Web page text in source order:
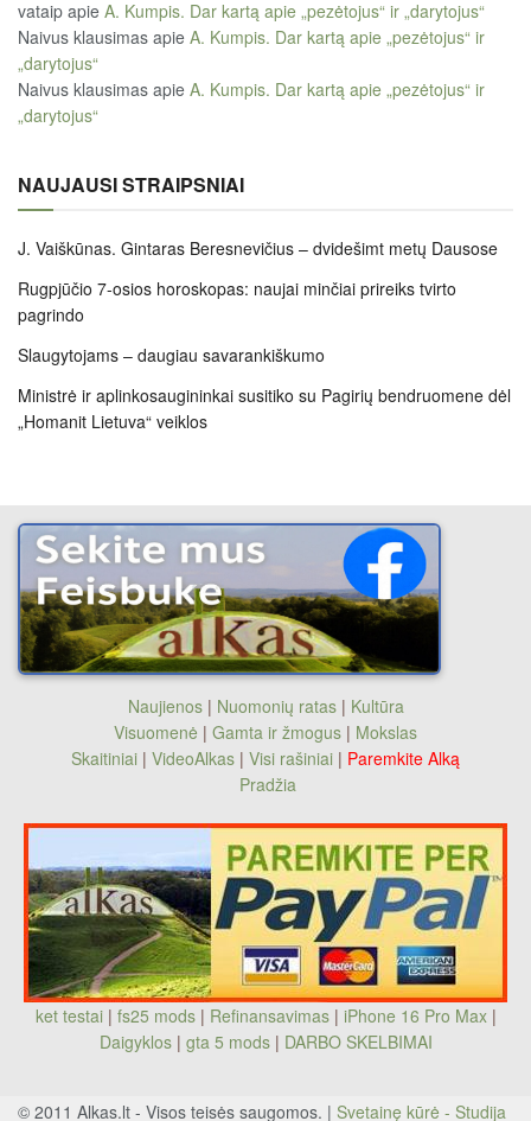
vataip apie A. Kumpis. Dar kartą apie „pezėtojus“ ir „darytojus“
Naivus klausimas apie A. Kumpis. Dar kartą apie „pezėtojus“ ir
„darytojus“
Naivus klausimas apie A. Kumpis. Dar kartą apie „pezėtojus“ ir
„darytojus“
NAUJAUSI STRAIPSNIAI
J. Vaiškūnas. Gintaras Beresnevičius – dvidešimt metų Dausose
Rugpjūčio 7-osios horoskopas: naujai minčiai prireiks tvirto
pagrindo
Slaugytojams – daugiau savarankiškumo
Ministrė ir aplinkosaugininkai susitiko su Pagirių bendruomene dėl
„Homanit Lietuva“ veiklos
Naujienos| Nuomonių ratas| Kultūra
Visuomenė | Gamta ir žmogus | Mokslas
Skaitiniai | VideoAlkas | Visi rašiniai | Paremkite Alką
Pradžia
ket testai | fs25 mods| Refinansavimas| iPhone 16 Pro Max|
Daigyklos| gta 5 mods | DARBO SKELBIMAI
© 2011 Alkas.lt - Visos teisės saugomos. | Svetainę kūrė - Studija